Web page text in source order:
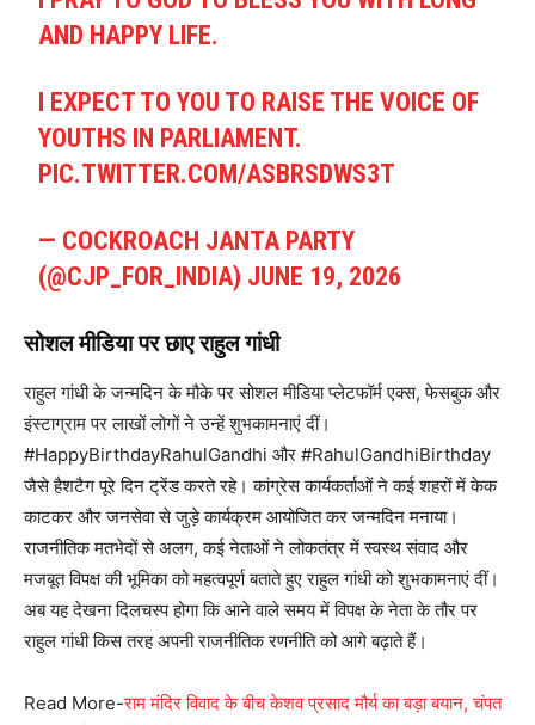
AND HAPPY LIFE.
I EXPECT TO YOU TO RAISE THE VOICE OF
YOUTHS IN PARLIAMENT.
PIC.TWITTER.COM/ASBRSDWS3T
— COCKROACH JANTA PARTY
(@CJP_FOR_INDIA) JUNE 19, 2026
सोशल मीडिया पर छाए राहुल गांधी
राहुल गांधी के जन्मदिन के मौके पर सोशल मीडिया प्लेटफॉर्म एक्स, फेसबुक और
इंस्टाग्राम पर लाखों लोगों ने उन्हें शुभकामनाएं दीं।
#HappyBirthdayRahulGandhi और #RahulGandhiBirthday
जैसे हैशटैग पूरे दिन ट्रेंड करते रहे। कांग्रेस कार्यकर्ताओं ने कई शहरों में केक
काटकर और जनसेवा से जुड़े कार्यक्रम आयोजित कर जन्मदिन मनाया।
राजनीतिक मतभेदों से अलग, कई नेताओं ने लोकतंत्र में स्वस्थ संवाद और
मजबूत विपक्ष की भूमिका को महत्वपूर्ण बताते हुए राहुल गांधी को शुभकामनाएं दीं।
अब यह देखना दिलचस्प होगा कि आने वाले समय में विपक्ष के नेता के तौर पर
राहुल गांधी किस तरह अपनी राजनीतिक रणनीति को आगे बढ़ाते हैं।
Read More-राम मंदिर विवाद के बीच केशव प्रसाद मौर्य का बड़ा बयान, चंपत